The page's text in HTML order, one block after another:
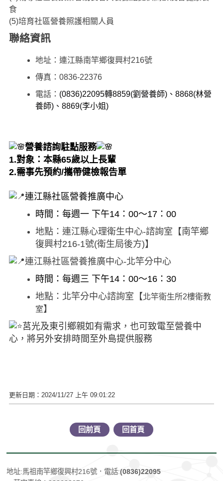
食
(5)培育社區營養照護相關人員
聯絡資訊
地址：連江縣南竿鄉復興村216號
傳真 ： 0836-22376
電話： (0836)22095轉8859(劉營養師)、 8868(林營
養師)、8869(李小姐)
營養諮詢駐點服務
1.對象：本縣65歲以上長輩
2.需事先預約/攜帶健檢報告單
連江縣社區營養推廣中心
時間：每週一 下午14：00～17：00
地點：連江縣心理衛生中心-諮詢室 【南竿鄉
復興村216-1號(衛生局後方)】
連江縣社區營養推廣中心-北竿分中心
時間：每週三 下午14：00～16：30
地點：北竿分中心諮詢室 【北竿衛生所2樓衛教
室】
莒光及東引鄉親如有需求，也可致電至營養中
心，將另外安排時間至外島提供服務
更新日期：2024/11/27 上午 09:01:22
回前頁 回首頁
地址:馬祖南竿鄉復興村216號 ．電話:(0836)22095